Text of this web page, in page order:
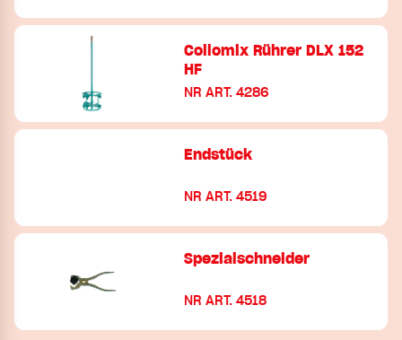
Collomix Rührer DLX 152
HF
NR ART. 4286
Endstück
NR ART. 4519
Spezialschneider
NR ART. 4518